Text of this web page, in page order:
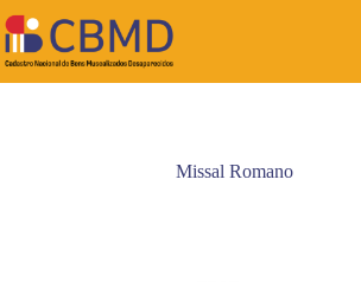
para
o
conteúdo
Missal Romano